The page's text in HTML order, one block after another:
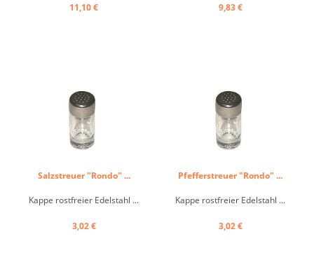
11,10 €
9,83 €
Salzstreuer "Rondo" ...
Kappe rostfreier Edelstahl ...
3,02 €
Pfefferstreuer "Rondo" ...
Kappe rostfreier Edelstahl ...
3,02 €